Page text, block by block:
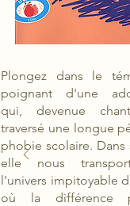
Plongez dans le
poignant d'une
qui, devenue
traversé une longue
phobie scolaire. Dans
elle nous
l'univers impitoyable
où la différence